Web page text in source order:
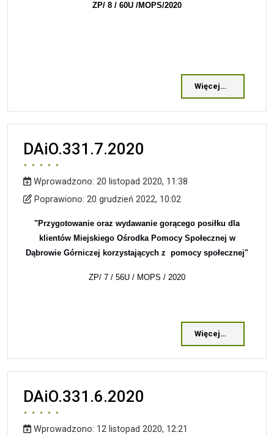
ZP/ 8 / 60U /MOPS/2020
Więcej…
DAiO.331.7.2020
Wprowadzono
Wprowadzono: 20 listopad 2020, 11:38
Poprawiono
Poprawiono: 20 grudzień 2022, 10:02
"Przygotowanie oraz wydawanie gorącego posiłku dla
klientów Miejskiego Ośrodka Pomocy Społecznej w
Dąbrowie Górniczej korzystających z pomocy społecznej"
ZP/ 7 / 56U / MOPS / 2020
Więcej…
DAiO.331.6.2020
Wprowadzono: 12 listopad 2020, 12:21